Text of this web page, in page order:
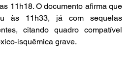
11h18. O documento afirma que
às 11h33, já com sequelas
citando quadro compatível
isquêmica grave.